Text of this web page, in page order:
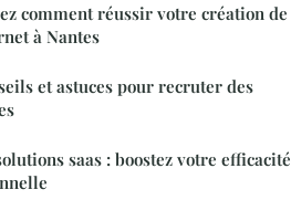
comment réussir votre création de
à Nantes
et astuces pour recruter des
saas : boostez votre efficacité